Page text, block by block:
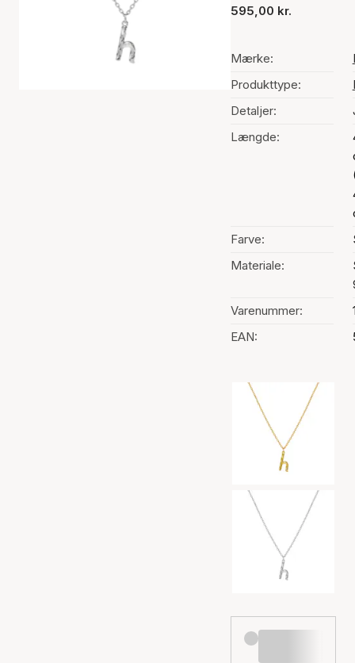
595,00 kr.
Mærke:
Produkttype:
Detaljer:
Længde:
Farve:
Materiale:
Varenummer:
EAN:
Valg af farve